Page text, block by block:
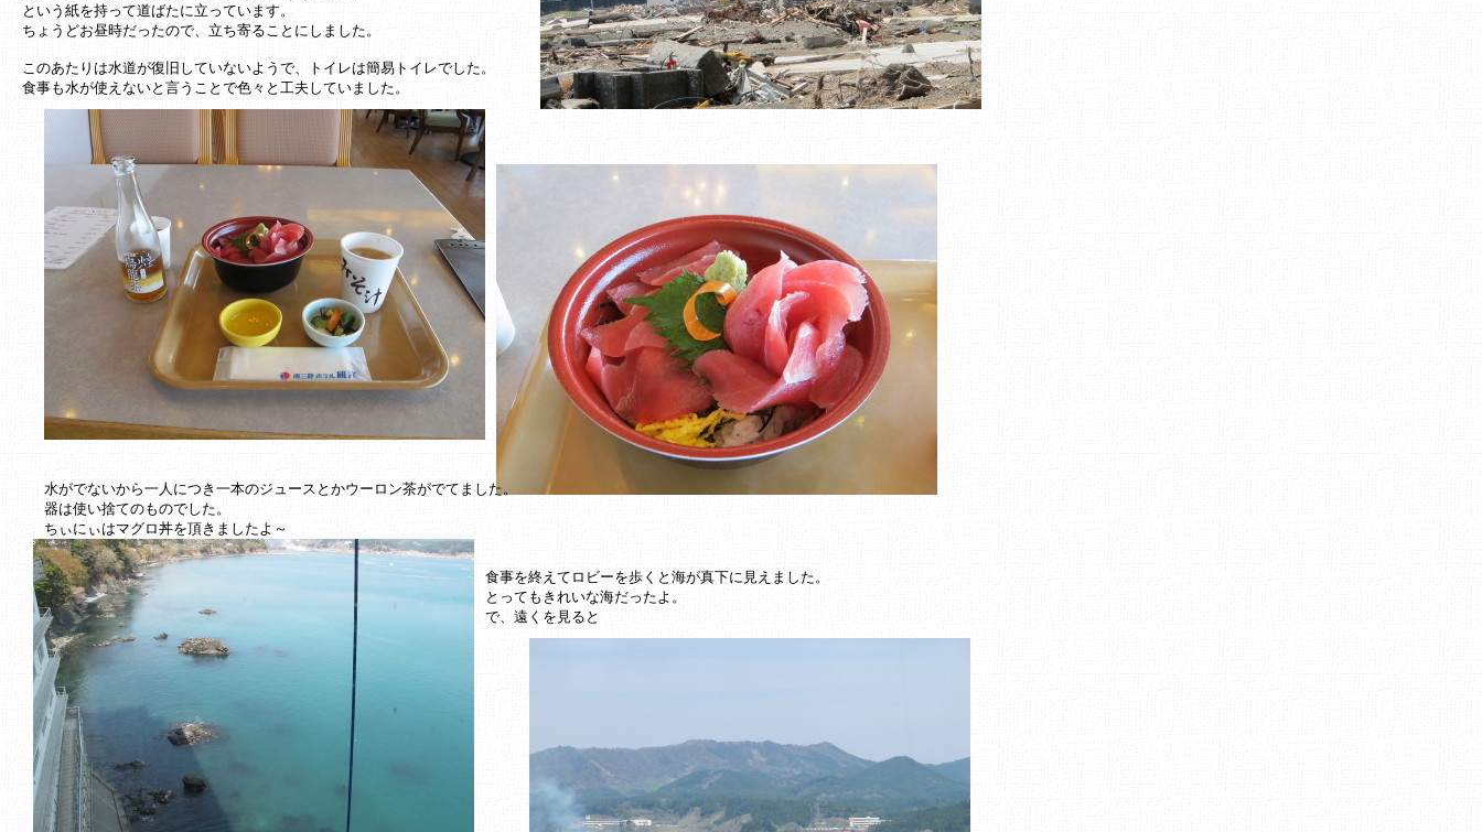
食事を終えてロビーを歩くと海が真下に見えました。
とってもきれいな海だったよ。
で、遠くを見ると
水がでないから一人につき一本のジュースとかウーロン茶がでてました。
器は使い捨てのものでした。
ちぃにぃはマグロ丼を頂きましたよ～
という紙を持って道ばたに立っています。
ちょうどお昼時だったので、立ち寄ることにしました。
このあたりは水道が復旧していないようで、トイレは簡易トイレでした。
食事も水が使えないと言うことで色々と工夫していました。